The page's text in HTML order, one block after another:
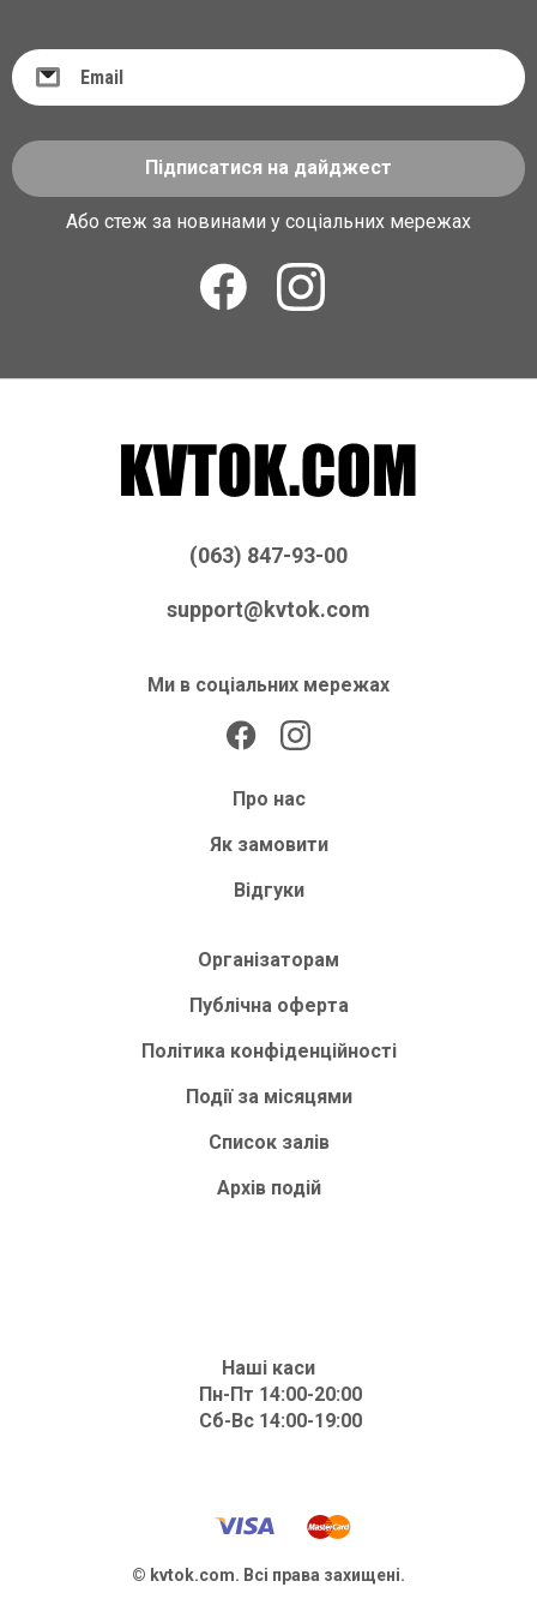
Підписатися на дайджест
Або стеж за новинами у соціальних мережах
(063) 847-93-00
support@kvtok.com
Ми в соціальних мережах
Про нас
Як замовити
Відгуки
Організаторам
Публічна оферта
Політика конфіденційності
Події за місяцями
Список залів
Архів подій
Наші каси
Пн-Пт 14:00-20:00
Сб-Вс 14:00-19:00
© kvtok.com. Всі права захищені.